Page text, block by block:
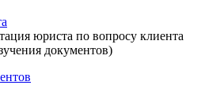
юриста по вопросу клиента
документов)